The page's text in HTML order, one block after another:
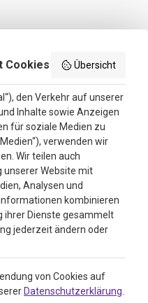
Cookies Übersicht
den Verkehr auf unserer
Inhalte sowie Anzeigen
für soziale Medien zu
verwenden wir
Wir teilen auch
unserer Website mit
Analysen und
kombinieren
ihrer Dienste gesammelt
jederzeit ändern oder
von Cookies auf
Datenschutzerklärung